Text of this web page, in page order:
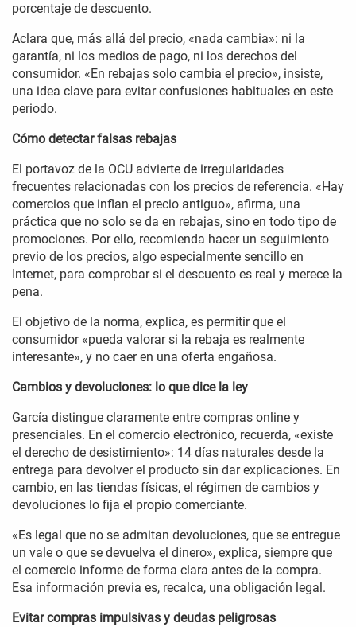
porcentaje de descuento.
Aclara que, más allá del precio, «nada cambia»: ni la
garantía, ni los medios de pago, ni los derechos del
consumidor. «En rebajas solo cambia el precio», insiste,
una idea clave para evitar confusiones habituales en este
periodo.
Cómo detectar falsas rebajas
El portavoz de la OCU advierte de irregularidades
frecuentes relacionadas con los precios de referencia. «Hay
comercios que inflan el precio antiguo», afirma, una
práctica que no solo se da en rebajas, sino en todo tipo de
promociones. Por ello, recomienda hacer un seguimiento
previo de los precios, algo especialmente sencillo en
Internet, para comprobar si el descuento es real y merece la
pena.
El objetivo de la norma, explica, es permitir que el
consumidor «pueda valorar si la rebaja es realmente
interesante», y no caer en una oferta engañosa.
Cambios y devoluciones: lo que dice la ley
García distingue claramente entre compras online y
presenciales. En el comercio electrónico, recuerda, «existe
el derecho de desistimiento»: 14 días naturales desde la
entrega para devolver el producto sin dar explicaciones. En
cambio, en las tiendas físicas, el régimen de cambios y
devoluciones lo fija el propio comerciante.
«Es legal que no se admitan devoluciones, que se entregue
un vale o que se devuelva el dinero», explica, siempre que
el comercio informe de forma clara antes de la compra.
Esa información previa es, recalca, una obligación legal.
Evitar compras impulsivas y deudas peligrosas